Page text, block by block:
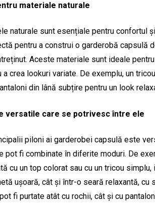
materiale naturale
naturale sunt esențiale pentru confortul
pentru a construi o garderobă capsulă
Aceste materiale sunt ideale
a crea lookuri variate. De exemplu, un
din lână subțire pentru un look
versatile care se potrivesc între ele
piloni ai garderobei capsulă este
pot fi combinate în diferite moduri. De
cu un top colorat sau cu un tricou
ușoară, cât și într-o seară relaxantă,
fi purtate atât cu rochii, cât și cu